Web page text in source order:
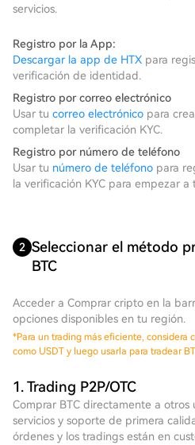
servicios.
Registro por la App:
Descargar la app de HTX para
verificación de identidad.
Registro por correo electrónico
Usar tu correo electrónico para
completar la verificación KYC.
Registro por número de teléfono
Usar tu número de teléfono para
la verificación KYC para empezar a
2 Seleccionar el método
BTC
Acceder a Comprar cripto en la
opciones disponibles en tu región.
*Para un trading más eficiente, considera
como USDT y luego usarla para tradear
1. Trading P2P/OTC
Comprar BTC directamente a otros
servicios y soporte de primera
órdenes y los tradings están en